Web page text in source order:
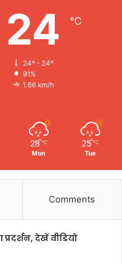
24 ℃
24º - 24º
91%
1.66 km/h
28 ℃
Mon
25 ℃
Tue
Comments
देखें वीडियो